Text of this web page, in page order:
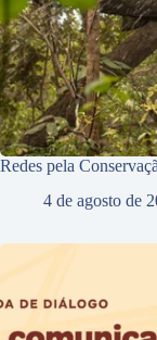
Redes pela
4 de agosto de